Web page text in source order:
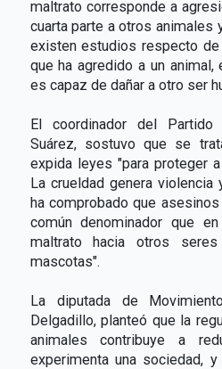
maltrato corresponde a
cuarta parte a otros animales
existen estudios respecto
que ha agredido a un
es capaz de dañar a otro ser
El coordinador del
Suárez, sostuvo que se
expida leyes "para proteger
La crueldad genera violencia
ha comprobado que
común denominador que
maltrato hacia otros seres
mascotas".
La diputada de
Delgadillo, planteó que la
animales contribuye a
experimenta una sociedad,